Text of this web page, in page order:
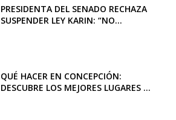
PRESIDENTA DEL SENADO RECHAZA
SUSPENDER LEY KARIN: “NO...
QUÉ HACER EN CONCEPCIÓN:
DESCUBRE LOS MEJORES LUGARES ...